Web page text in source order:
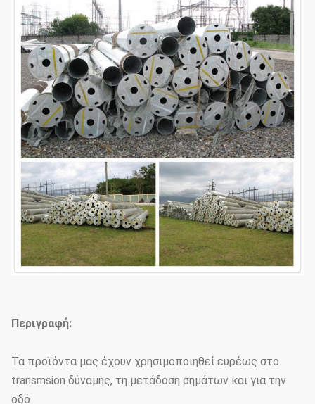
Περιγραφή:
Τα προϊόντα μας έχουν χρησιμοποιηθεί ευρέως στο
transmsion δύναμης, τη μετάδοση σημάτων και για την
οδό